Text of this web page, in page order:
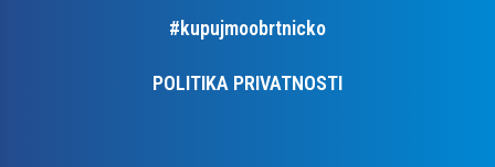
#kupujmoobrtnicko
POLITIKA PRIVATNOSTI